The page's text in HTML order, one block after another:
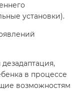
установки).
в процессе
возможностям